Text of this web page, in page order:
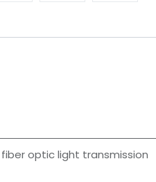
optic light transmission